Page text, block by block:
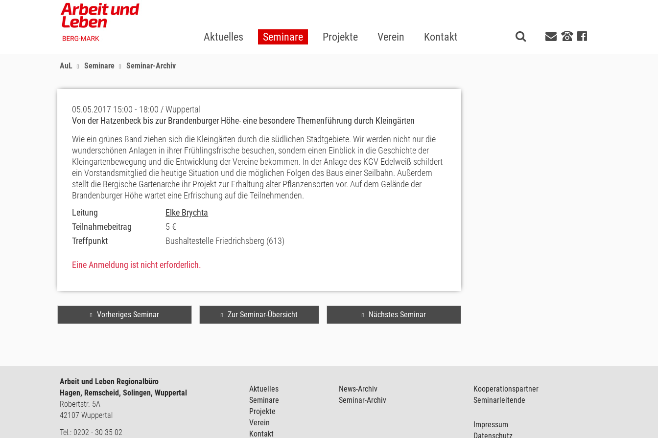
Aktuelles Seminare Projekte Verein Kontakt
AuL Seminare Seminar-Archiv
05.05.2017 15:00 - 18:00 / Wuppertal
Von der Hatzenbeck bis zur Brandenburger Höhe- eine besondere Themenführung durch Kleingärten
Wie ein grünes Band ziehen sich die Kleingärten durch die südlichen Stadtgebiete. Wir werden nicht nur die
wunderschönen Anlagen in ihrer Frühlingsfrische besuchen, sondern einen Einblick in die Geschichte der
Kleingartenbewegung und die Entwicklung der Vereine bekommen. In der Anlage des KGV Edelweiß schildert
ein Vorstandsmitglied die heutige Situation und die möglichen Folgen des Baus einer Seilbahn. Außerdem
stellt die Bergische Gartenarche ihr Projekt zur Erhaltung alter Pflanzensorten vor. Auf dem Gelände der
Brandenburger Höhe wartet eine Erfrischung auf die Teilnehmenden.
Leitung
Elke Brychta
Teilnahmebeitrag
5 €
Treffpunkt
Bushaltestelle Friedrichsberg (613)
Eine Anmeldung ist nicht erforderlich.
Vorheriges Seminar Zur Seminar-Übersicht Nächstes Seminar
Arbeit und Leben Regionalbüro
Hagen, Remscheid, Solingen, Wuppertal
Robertstr. 5A
42107 Wuppertal
Tel.: 0202 - 30 35 02
Aktuelles
Seminare
Projekte
Verein
Kontakt
News-Archiv
Seminar-Archiv
Kooperationspartner
Seminarleitende
Impressum
Datenschutz